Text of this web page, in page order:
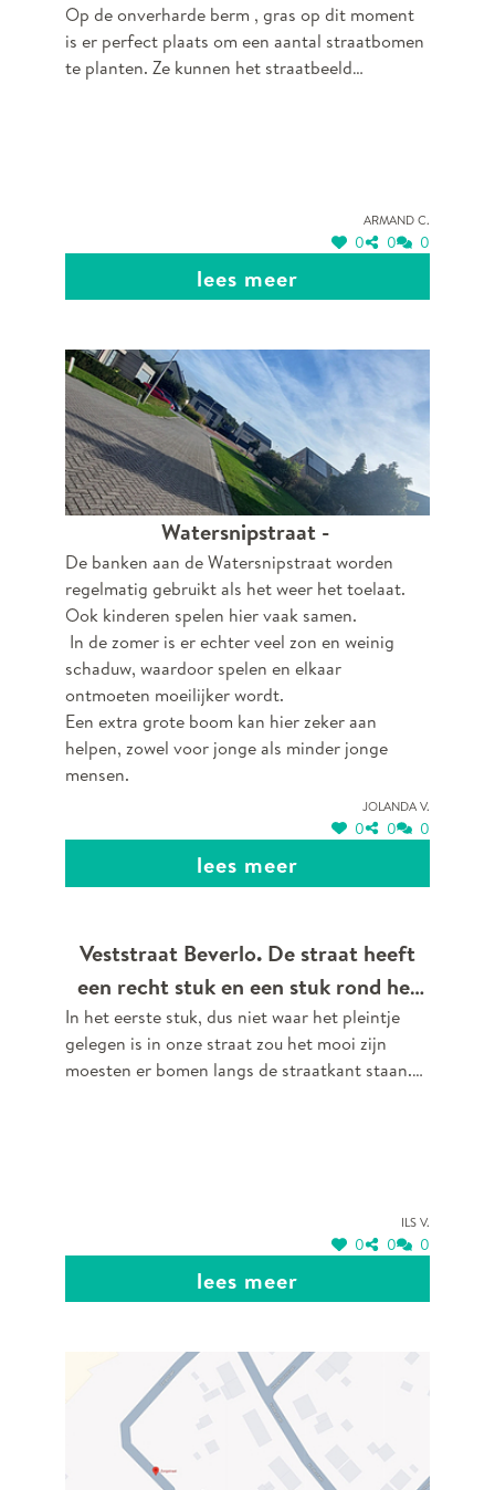
Op de onverharde berm , gras op dit moment
is er perfect plaats om een aantal straatbomen
te planten. Ze kunnen het straatbeeld
Armand C.
0 0 0
lees meer
Watersnipstraat -
De banken aan de Watersnipstraat worden
regelmatig gebruikt als het weer het toelaat.
Ook kinderen spelen hier vaak samen.
In de zomer is er echter veel zon en weinig
schaduw, waardoor spelen en elkaar
ontmoeten moeilijker wordt.
Een extra grote boom kan hier zeker aan
helpen, zowel voor jonge als minder jonge
mensen.
Jolanda V.
0 0 0
lees meer
Veststraat Beverlo. De straat heeft
een recht stuk en een stuk rond het
pleintje.
In het eerste stuk, dus niet waar het pleintje
gelegen is in onze straat zou het mooi zijn
moesten er bomen langs de straatkant staan.
Ils V.
0 0 0
lees meer